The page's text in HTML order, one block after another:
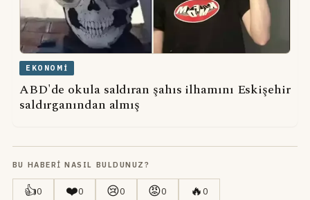
EKONOMI
ABD'de okula saldıran şahıs ilhamını Eskişehir
saldırganından almış
BU HABERI NASIL BULDUNUZ?
👍0 ❤️0 😢0 😡0 🔥0